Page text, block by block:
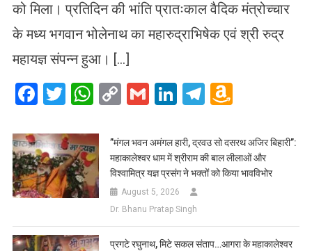
को मिला। प्रतिदिन की भांति प्रातःकाल वैदिक मंत्रोच्चार
के मध्य भगवान भोलेनाथ का महारुद्राभिषेक एवं श्री रुद्र
महायज्ञ संपन्न हुआ। […]
Facebook
Twitter
WhatsApp
CopyGmailLinkedIn
Telegram
List
​”मंगल भवन अमंगल हारी, द्रवउ सो दसरथ अजिर बिहारी”:
महाकालेश्वर धाम में श्रीराम की बाल लीलाओं और
विश्वामित्र यज्ञ प्रसंग ने भक्तों को किया भावविभोर
August 5, 2026
Dr. Bhanu Pratap Singh
प्रगटे रघुनाथ, मिटे सकल संताप…आगरा के महाकालेश्वर